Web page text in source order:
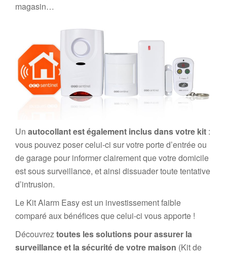
magasin…
Un autocollant est également inclus dans votre kit :
vous pouvez poser celui-ci sur votre porte d’entrée ou
de garage pour informer clairement que votre domicile
est sous surveillance, et ainsi dissuader toute tentative
d’intrusion.
Le Kit Alarm Easy est un investissement faible
comparé aux bénéfices que celui-ci vous apporte !
Découvreztoutes les solutions pour assurer la
surveillance et la sécurité de votre maison (Kit de